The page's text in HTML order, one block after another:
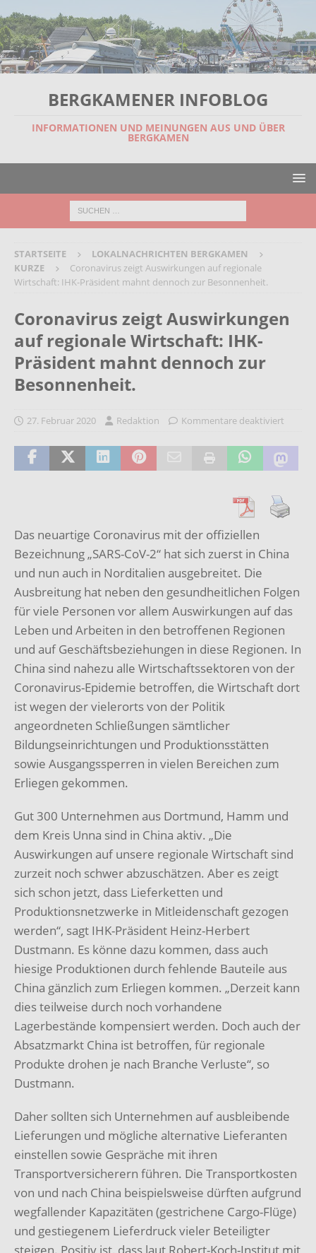
BERGKAMENER INFOBLOG
INFORMATIONEN UND MEINUNGEN AUS UND ÜBER
BERGKAMEN
STARTSEITE
LOKALNACHRICHTEN BERGKAMEN
KURZE
Coronavirus zeigt Auswirkungen auf regionale
Wirtschaft: IHK-Präsident mahnt dennoch zur Besonnenheit.
Coronavirus zeigt Auswirkungen
auf regionale Wirtschaft: IHK-
Präsident mahnt dennoch zur
Besonnenheit.
27. Februar 2020 Redaktion Kommentare deaktiviert
Das neuartige Coronavirus mit der offiziellen
Bezeichnung „SARS-CoV-2“ hat sich zuerst in China
und nun auch in Norditalien ausgebreitet. Die
Ausbreitung hat neben den gesundheitlichen Folgen
für viele Personen vor allem Auswirkungen auf das
Leben und Arbeiten in den betroffenen Regionen
und auf Geschäftsbeziehungen in diese Regionen. In
China sind nahezu alle Wirtschaftssektoren von der
Coronavirus-Epidemie betroffen, die Wirtschaft dort
ist wegen der vielerorts von der Politik
angeordneten Schließungen sämtlicher
Bildungseinrichtungen und Produktionsstätten
sowie Ausgangssperren in vielen Bereichen zum
Erliegen gekommen.
Gut 300 Unternehmen aus Dortmund, Hamm und
dem Kreis Unna sind in China aktiv. „Die
Auswirkungen auf unsere regionale Wirtschaft sind
zurzeit noch schwer abzuschätzen. Aber es zeigt
sich schon jetzt, dass Lieferketten und
Produktionsnetzwerke in Mitleidenschaft gezogen
werden“, sagt IHK-Präsident Heinz-Herbert
Dustmann. Es könne dazu kommen, dass auch
hiesige Produktionen durch fehlende Bauteile aus
China gänzlich zum Erliegen kommen. „Derzeit kann
dies teilweise durch noch vorhandene
Lagerbestände kompensiert werden. Doch auch der
Absatzmarkt China ist betroffen, für regionale
Produkte drohen je nach Branche Verluste“, so
Dustmann.
Daher sollten sich Unternehmen auf ausbleibende
Lieferungen und mögliche alternative Lieferanten
einstellen sowie Gespräche mit ihren
Transportversicherern führen. Die Transportkosten
von und nach China beispielsweise dürften aufgrund
wegfallender Kapazitäten (gestrichene Cargo-Flüge)
und gestiegenem Lieferdruck vieler Beteiligter
steigen. Positiv ist, dass laut Robert-Koch-Institut mit